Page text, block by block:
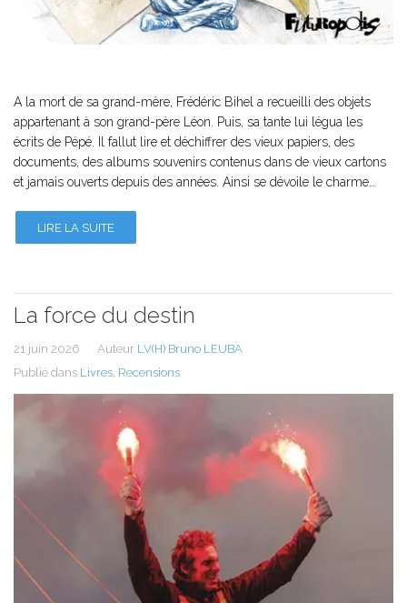
A la mort de sa grand-mère, Frédéric Bihel a recueilli des objets
appartenant à son grand-père Léon. Puis, sa tante lui légua les
écrits de Pépé. Il fallut lire et déchiffrer des vieux papiers, des
documents, des albums souvenirs contenus dans de vieux cartons
et jamais ouverts depuis des années. Ainsi se dévoile le charme…
LIRE LA SUITE
La force du destin
21 juin 2026 Auteur LV(H) Bruno LEUBA
Publié dans Livres Recensions